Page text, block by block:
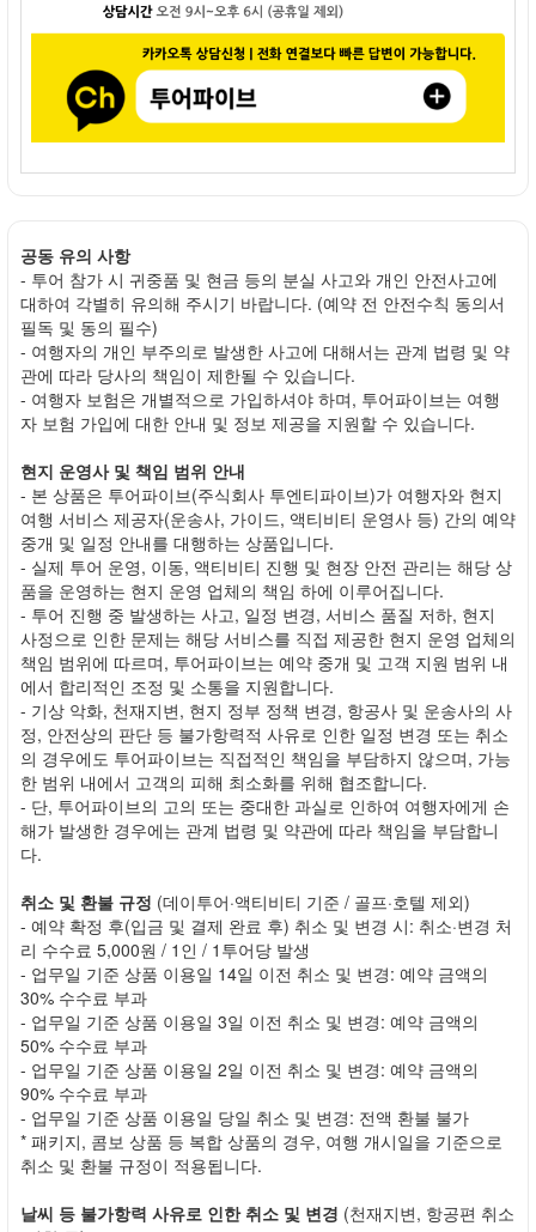
공동 유의 사항
- 투어 참가 시 귀중품 및 현금 등의 분실 사고와 개인 안전사고에
대하여 각별히 유의해 주시기 바랍니다. (예약 전 안전수칙 동의서
필독 및 동의 필수)
- 여행자의 개인 부주의로 발생한 사고에 대해서는 관계 법령 및 약
관에 따라 당사의 책임이 제한될 수 있습니다.
- 여행자 보험은 개별적으로 가입하셔야 하며, 투어파이브는 여행
자 보험 가입에 대한 안내 및 정보 제공을 지원할 수 있습니다.
현지 운영사 및 책임 범위 안내
- 본 상품은 투어파이브(주식회사 투엔티파이브)가 여행자와 현지
여행 서비스 제공자(운송사, 가이드, 액티비티 운영사 등) 간의 예약
중개 및 일정 안내를 대행하는 상품입니다.
- 실제 투어 운영, 이동, 액티비티 진행 및 현장 안전 관리는 해당 상
품을 운영하는 현지 운영 업체의 책임 하에 이루어집니다.
- 투어 진행 중 발생하는 사고, 일정 변경, 서비스 품질 저하, 현지
사정으로 인한 문제는 해당 서비스를 직접 제공한 현지 운영 업체의
책임 범위에 따르며, 투어파이브는 예약 중개 및 고객 지원 범위 내
에서 합리적인 조정 및 소통을 지원합니다.
- 기상 악화, 천재지변, 현지 정부 정책 변경, 항공사 및 운송사의 사
정, 안전상의 판단 등 불가항력적 사유로 인한 일정 변경 또는 취소
의 경우에도 투어파이브는 직접적인 책임을 부담하지 않으며, 가능
한 범위 내에서 고객의 피해 최소화를 위해 협조합니다.
- 단, 투어파이브의 고의 또는 중대한 과실로 인하여 여행자에게 손
해가 발생한 경우에는 관계 법령 및 약관에 따라 책임을 부담합니
다.
취소 및 환불 규정 (데이투어·액티비티 기준 / 골프·호텔 제외)
- 예약 확정 후(입금 및 결제 완료 후) 취소 및 변경 시: 취소·변경 처
리 수수료 5,000원 / 1인 / 1투어당 발생
- 업무일 기준 상품 이용일 14일 이전 취소 및 변경: 예약 금액의
30% 수수료 부과
- 업무일 기준 상품 이용일 3일 이전 취소 및 변경: 예약 금액의
50% 수수료 부과
- 업무일 기준 상품 이용일 2일 이전 취소 및 변경: 예약 금액의
90% 수수료 부과
- 업무일 기준 상품 이용일 당일 취소 및 변경: 전액 환불 불가
* 패키지, 콤보 상품 등 복합 상품의 경우, 여행 개시일을 기준으로
취소 및 환불 규정이 적용됩니다.
날씨 등 불가항력 사유로 인한 취소 및 변경 (천재지변, 항공편 취소